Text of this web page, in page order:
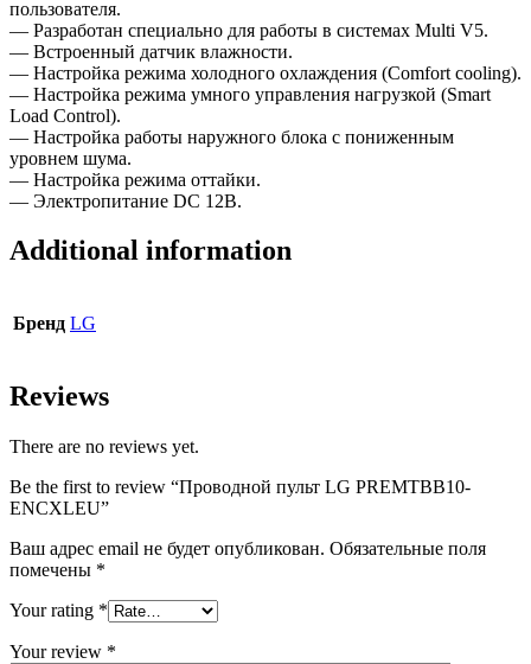
пользователя.
— Разработан специально для работы в системах Multi V5.
— Встроенный датчик влажности.
— Настройка режима холодного охлаждения (Comfort cooling).
— Настройка режима умного управления нагрузкой (Smart
Load Control).
— Настройка работы наружного блока с пониженным
уровнем шума.
— Настройка режима оттайки.
— Электропитание DC 12В.
Additional information
Бренд LG
Reviews
There are no reviews yet.
Be the first to review “Проводной пульт LG PREMTBB10-
ENCXLEU”
Ваш адрес email не будет опубликован. Обязательные поля
помечены *
Your rating *
Your review *